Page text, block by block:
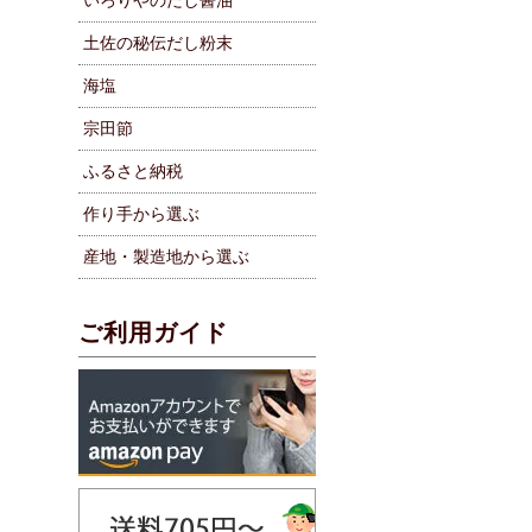
土佐の秘伝だし粉末
海塩
宗田節
ふるさと納税
作り手から選ぶ
産地・製造地から選ぶ
ご利用ガイド